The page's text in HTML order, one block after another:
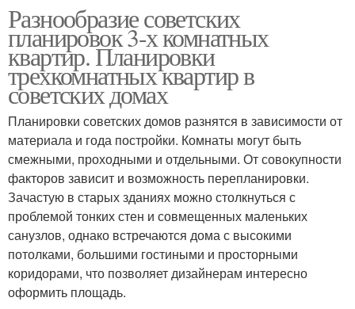
Разнообразие советских
планировок 3-х комнатных
квартир. Планировки
трехкомнатных квартир в
советских домах
Планировки советских домов разнятся в зависимости от
материала и года постройки. Комнаты могут быть
смежными, проходными и отдельными. От совокупности
факторов зависит и возможность перепланировки.
Зачастую в старых зданиях можно столкнуться с
проблемой тонких стен и совмещенных маленьких
санузлов, однако встречаются дома с высокими
потолками, большими гостиными и просторными
коридорами, что позволяет дизайнерам интересно
оформить площадь.